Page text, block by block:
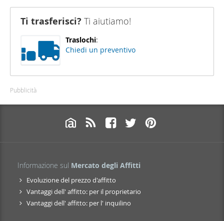
Ti trasferisci? Ti aiutiamo!
Traslochi:
Chiedi un preventivo
Pubblicità
Informazione sul Mercato degli Affitti
Evoluzione del prezzo d'affitto
Vantaggi dell' affitto: per il proprietario
Vantaggi dell' affitto: per l' inquilino